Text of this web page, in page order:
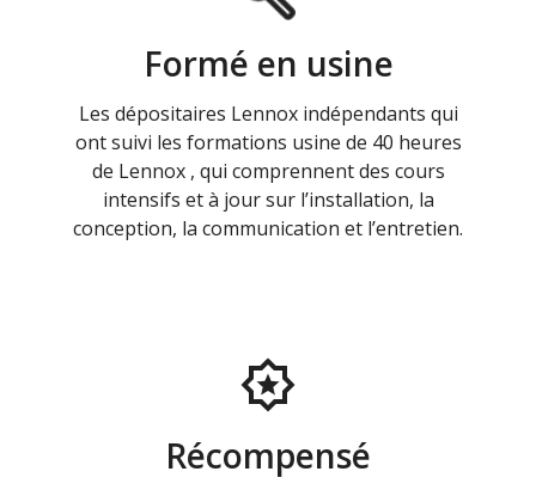
Formé en usine
Les dépositaires Lennox indépendants qui
ont suivi les formations usine de 40 heures
de Lennox , qui comprennent des cours
intensifs et à jour sur l’installation, la
conception, la communication et l’entretien.
Récompensé